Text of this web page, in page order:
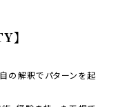
】
の解釈でパターンを起